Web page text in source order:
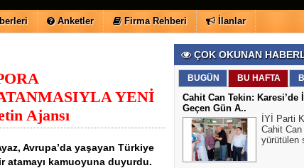
Anketler Firma Rehberi İlanlar
YENİ
Ajansı
Avrupa’da yaşayan Türkiye
kamuoyuna duyurdu.
ÇOK OKUNAN
BUGÜN BU HAFTA
Cahit Can Tekin: Karesi’de
Geçen Gün A..
İYİ Parti
Cahit Can
yürütülen